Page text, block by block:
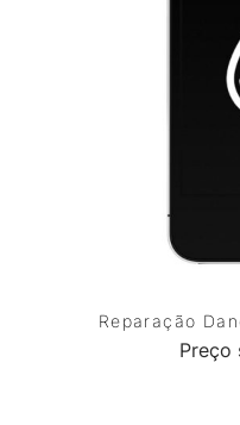
Reparação
Preço